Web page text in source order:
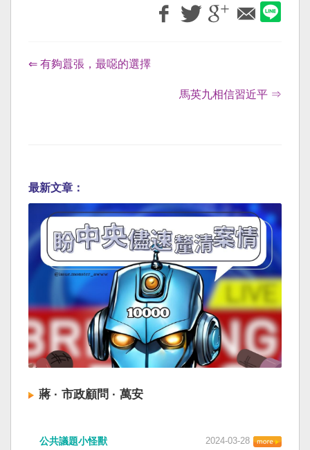
⇐ 有夠囂張，最噁的選擇
馬英九相信習近平 ⇒
最新文章：
蔣 · 市政顧問 · 萬安
公共議題小怪獸 2024-03-28